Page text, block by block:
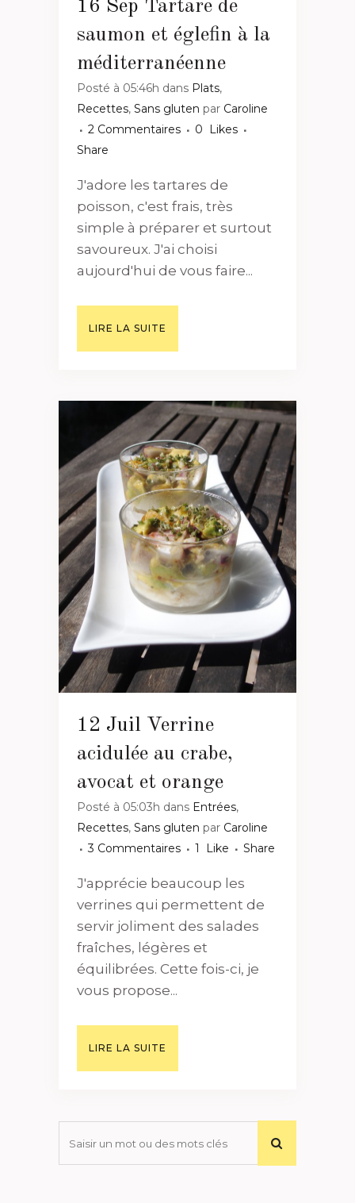
16 Sep Tartare de
saumon et églefin à la
méditerranéenne
Posté à 05:46h dans Plats,
Recettes, Sans gluten par Caroline
2 Commentaires
0
Likes
Share
J'adore les tartares de
poisson, c'est frais, très
simple à préparer et surtout
savoureux. J'ai choisi
aujourd'hui de vous faire...
LIRE LA SUITE
12 Juil Verrine
acidulée au crabe,
avocat et orange
Posté à 05:03h dans Entrées,
Recettes, Sans gluten par Caroline
3 Commentaires
1 Like Share
J'apprécie beaucoup les
verrines qui permettent de
servir joliment des salades
fraîches, légères et
équilibrées. Cette fois-ci, je
vous propose...
LIRE LA SUITE